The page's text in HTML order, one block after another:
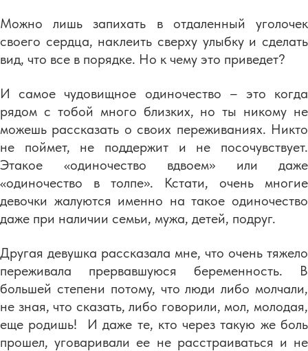
Можно лишь запихать в отдаленный уголочек
своего сердца, наклеить сверху улыбку и сделать
вид, что все в порядке. Но к чему это приведет?
И самое чудовищное одиночество – это когда
рядом с тобой много близких, но ты никому не
можешь рассказать о своих переживаниях. Никто
не поймет, не поддержит и не посочувствует.
Этакое «одиночество вдвоем» или даже
«одиночество в толпе». Кстати, очень многие
девочки жалуются именно на такое одиночество
даже при наличии семьи, мужа, детей, подруг.
Другая девушка рассказала мне, что очень тяжело
переживала прервавшуюся беременность. В
большей степени потому, что люди либо молчали,
не зная, что сказать, либо говорили, мол, молодая,
еще родишь! И даже те, кто через такую же боль
прошел, уговаривали ее не расстраиваться и не